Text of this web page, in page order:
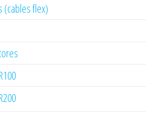
(cables flex)